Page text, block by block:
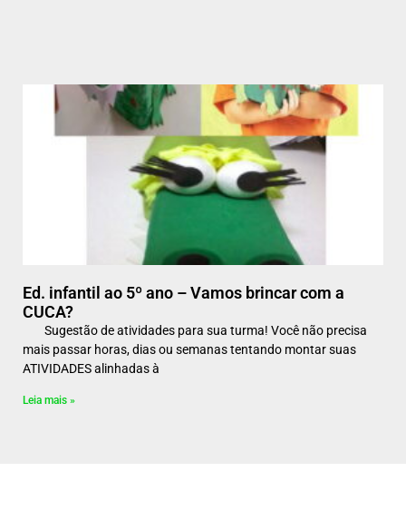
Ed. infantil ao 5º ano – Vamos brincar com a
CUCA?
Sugestão de atividades para sua turma! Você não precisa
mais passar horas, dias ou semanas tentando montar suas
ATIVIDADES alinhadas à
Leia mais »